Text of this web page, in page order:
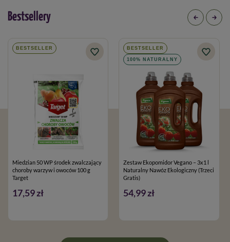
1,0 x 10 m
1,6 x 20 m
Bestsellery
BESTSELLER
Miedzian 50 WP środek zwalczający
choroby warzyw i owoców 100 g
Target
17,59 zł
BESTSELLER
100% NATURALNY
Zestaw Ekopomidor Vegano – 3x1 l
Naturalny Nawóz Ekologiczny (Trzeci
Gratis)
54,99 zł